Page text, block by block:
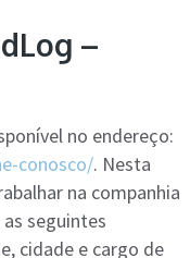
–
no endereço:
conosco/. Nesta
na companhia
seguintes
cidade e cargo de